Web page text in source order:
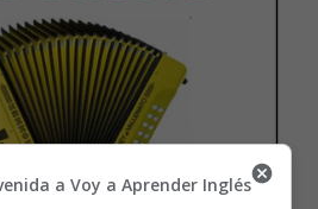
a Voy a Aprender Inglés